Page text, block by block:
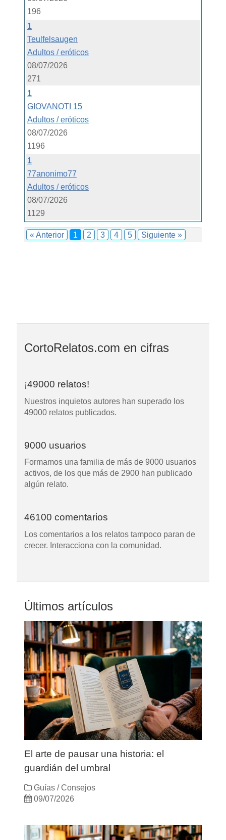
196
1
Teulfelsaugen
Adultos / eróticos
08/07/2026
271
1
GIOVANOTI 15
Adultos / eróticos
08/07/2026
1196
1
77anonimo77
Adultos / eróticos
08/07/2026
1129
« Anterior 1 2 3 4 5 Siguiente »
CortoRelatos.com en cifras
¡49000 relatos!
Nuestros inquietos autores han superado los
49000 relatos publicados.
9000 usuarios
Formamos una familia de más de 9000 usuarios
activos, de los que más de 2900 han publicado
algún relato.
46100 comentarios
Los comentarios a los relatos tampoco paran de
crecer. Interacciona con la comunidad.
Últimos artículos
El arte de pausar una historia: el
guardián del umbral
Guías / Consejos
09/07/2026